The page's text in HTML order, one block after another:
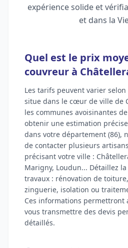
expérience solide et
et dans la
Quel est le prix
couvreur à
Les tarifs peuvent varier
situe dans le cœur de ville de
les communes avoisinantes
obtenir une estimation
dans votre département (86),
de contacter plusieurs
précisant votre ville :
Marigny, Loudun... Détaillez
travaux : rénovation de
zinguerie, isolation ou
Ces informations permettront
vous transmettre des devis
détaillés.